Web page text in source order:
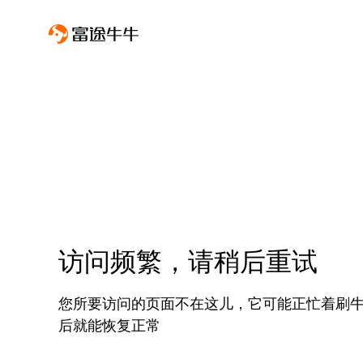
访问频繁，请稍后重试
您所要访问的页面不在这儿，它可能正忙着刷
后就能恢复正常